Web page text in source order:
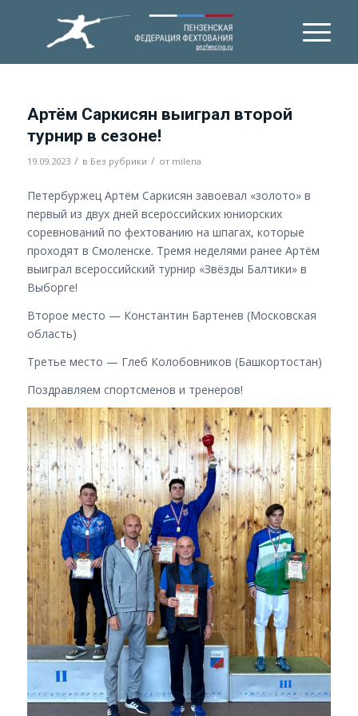
Артём Саркисян выиграл второй
турнир в сезоне!
19.09.2023 / в Без рубрики / от milena
Петербуржец Артём Саркисян завоевал «золото» в
первый из двух дней всероссийских юниорских
соревнований по фехтованию на шпагах, которые
проходят в Смоленске. Тремя неделями ранее Артём
выиграл всероссийский турнир «Звёзды Балтики» в
Выборге!
Второе место — Константин Бартенев (Московская
область)
Третье место — Глеб Колобовников (Башкортостан)
Поздравляем спортсменов и тренеров!